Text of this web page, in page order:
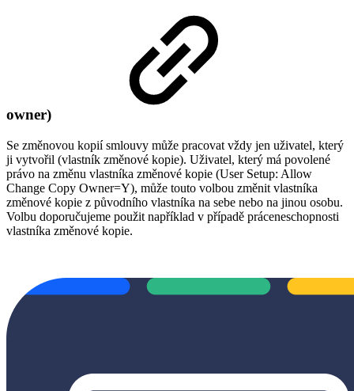
owner)
Se změnovou kopií smlouvy může pracovat vždy jen uživatel, který
ji vytvořil (vlastník změnové kopie). Uživatel, který má povolené
právo na změnu vlastníka změnové kopie (User Setup: Allow
Change Copy Owner=Y), může touto volbou změnit vlastníka
změnové kopie z původního vlastníka na sebe nebo na jinou osobu.
Volbu doporučujeme použit například v případě práceneschopnosti
vlastníka změnové kopie.